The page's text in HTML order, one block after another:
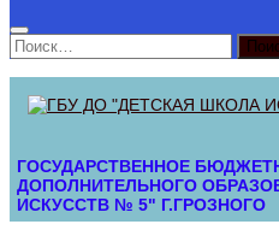
Найти:
ГОСУДАРСТВЕННОЕ
ДОПОЛНИТЕЛЬНОГО
ИСКУССТВ № 5" Г.ГРОЗНОГО